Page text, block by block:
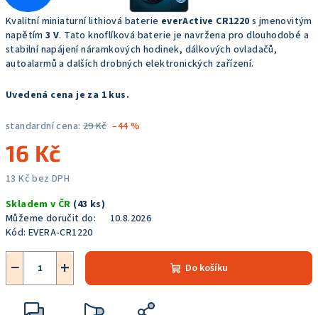
Kvalitní miniaturní lithiová baterie everActive CR1220 s jmenovitým
napětím3 V. Tato knoflíková baterie je navržena pro dlouhodobé a
stabilní napájení náramkových hodinek, dálkových ovladačů,
autoalarmů a dalších drobných elektronických zařízení.
Uvedená cena je za 1 kus.
standardní cena: 29 Kč –44 %
16 Kč
13 Kč bez DPH
cena:
Skladem v ČR (43 ks)
Můžeme doručit do:
10.8.2026
Kód: EVERA-CR1220
+
− Do košíku